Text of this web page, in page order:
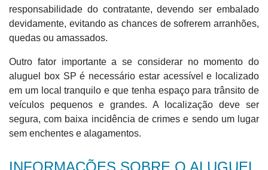
responsabilidade do contratante, devendo ser embalado
devidamente, evitando as chances de sofrerem arranhões,
quedas ou amassados.
Outro fator importante a se considerar no momento do
aluguel box SP é necessário estar acessível e localizado
em um local tranquilo e que tenha espaço para trânsito de
veículos pequenos e grandes. A localização deve ser
segura, com baixa incidência de crimes e sendo um lugar
sem enchentes e alagamentos.
INFORMAÇÕES SOBRE O ALUGUEL